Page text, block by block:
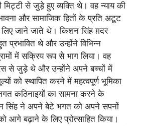
से जुड़े हुए व्यक्ति थे। वह न्याय की
और सामाजिक हितों के प्रति अटूट
लिए जाने जाते थे। किशन सिंह ग़दर
प्रभावित थे और उन्होंने विभिन्न
में सक्रिय रूप से भाग लिया। वह
से जुड़े थे और उन्होंने अपने बच्चों में
को स्थापित करने में महत्वपूर्ण भूमिका
कठिनाइयों का सामना करने के
सिंह ने अपने बेटे भगत को अपने सपनों
आगे बढ़ाने के लिए प्रोत्साहित किया।